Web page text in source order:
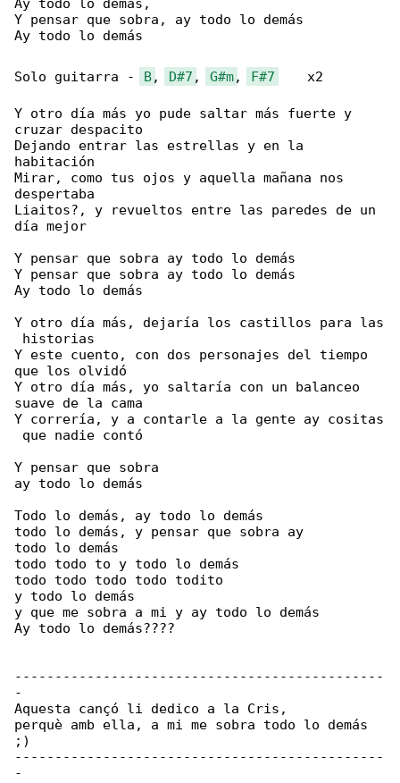
Ay todo lo demás,
Y pensar que sobra, ay todo lo demás
Ay todo lo demás
Solo guitarra - B, D#7 , G#m, F#7
    x2
Y otro día más yo pude saltar más fuerte y
cruzar despacito
Dejando entrar las estrellas y en la
habitación
Mirar, como tus ojos y aquella mañana nos
despertaba
Liaitos?, y revueltos entre las paredes de un
día mejor
Y pensar que sobra ay todo lo demás
Y pensar que sobra ay todo lo demás
Ay todo lo demás
Y otro día más, dejaría los castillos para las
historias
Y este cuento, con dos personajes del tiempo
que los olvidó
Y otro día más, yo saltaría con un balanceo
suave de la cama
Y correría, y a contarle a la gente ay cositas
que nadie contó
Y pensar que sobra
ay todo lo demás
Todo lo demás, ay todo lo demás
todo lo demás, y pensar que sobra ay
todo lo demás
todo todo to y todo lo demás
todo todo todo todo todito
y todo lo demás
y que me sobra a mi y ay todo lo demás
Ay todo lo demás????
----------------------------------------------
-
Aquesta cançó li dedico a la Cris,
perquè amb ella, a mi me sobra todo lo demás
;)
----------------------------------------------
-